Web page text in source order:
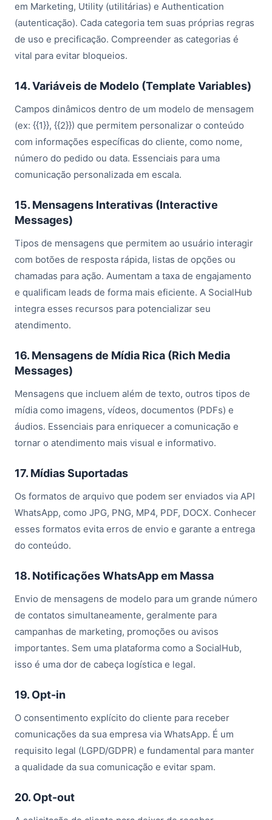
em Marketing, Utility (utilitárias) e Authentication
(autenticação). Cada categoria tem suas próprias regras
de uso e precificação. Compreender as categorias é
vital para evitar bloqueios.
14. Variáveis de Modelo (Template Variables)
Campos dinâmicos dentro de um modelo de mensagem
(ex: {{1}}, {{2}}) que permitem personalizar o conteúdo
com informações específicas do cliente, como nome,
número do pedido ou data. Essenciais para uma
comunicação personalizada em escala.
15. Mensagens Interativas (Interactive
Messages)
Tipos de mensagens que permitem ao usuário interagir
com botões de resposta rápida, listas de opções ou
chamadas para ação. Aumentam a taxa de engajamento
e qualificam leads de forma mais eficiente. A SocialHub
integra esses recursos para potencializar seu
atendimento.
16. Mensagens de Mídia Rica (Rich Media
Messages)
Mensagens que incluem além de texto, outros tipos de
mídia como imagens, vídeos, documentos (PDFs) e
áudios. Essenciais para enriquecer a comunicação e
tornar o atendimento mais visual e informativo.
17. Mídias Suportadas
Os formatos de arquivo que podem ser enviados via API
WhatsApp, como JPG, PNG, MP4, PDF, DOCX. Conhecer
esses formatos evita erros de envio e garante a entrega
do conteúdo.
18. Notificações WhatsApp em Massa
Envio de mensagens de modelo para um grande número
de contatos simultaneamente, geralmente para
campanhas de marketing, promoções ou avisos
importantes. Sem uma plataforma como a SocialHub,
isso é uma dor de cabeça logística e legal.
19. Opt-in
O consentimento explícito do cliente para receber
comunicações da sua empresa via WhatsApp. É um
requisito legal (LGPD/GDPR) e fundamental para manter
a qualidade da sua comunicação e evitar spam.
20. Opt-out